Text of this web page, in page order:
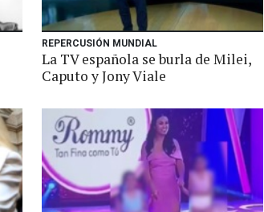
REPERCUSIÓN MUNDIAL
La TV española se burla de Milei,
Caputo y Jony Viale